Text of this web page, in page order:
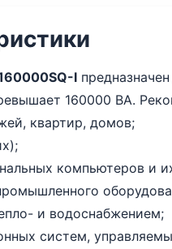
I
160000 ВА.
квартир, домов;
компьютеров и
и водоснабжением;
систем,